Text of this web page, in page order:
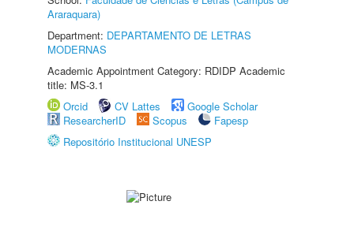
Araraquara)
Department: DEPARTAMENTO DE LETRAS
MODERNAS
Academic Appointment Category: RDIDP Academic
title: MS-3.1
Orcid
CV Lattes
Google Scholar
ResearcherID
Scopus
Fapesp
Repositório Institucional UNESP